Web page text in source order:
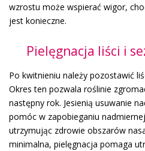
wzrostu może wspierać wigor,
jest konieczne.
Pielęgnacja liści i
Po kwitnieniu należy pozostawić
Okres ten pozwala roślinie
następny rok. Jesienią usuwanie
pomóc w zapobieganiu
utrzymując zdrowie obszarów
minimalna, pielęgnacja pomaga